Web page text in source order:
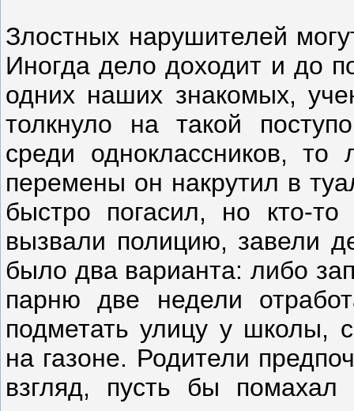
Злостных нарушителей
Иногда дело доходит и до
одних наших знакомых,
толкнуло на такой
среди одноклассников,
перемены он накрутил в
быстро погасил, но кто-
вызвали полицию, завели
было два варианта: либо
парню две недели
подметать улицу у школы,
на газоне. Родители
взгляд, пусть бы